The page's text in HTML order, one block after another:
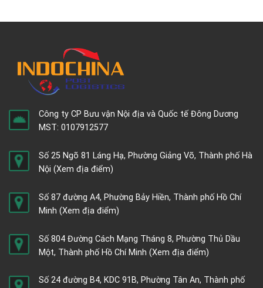
Công ty CP Bưu vận Nội địa và Quốc tế Đông Dương
MST: 0107912577
Số 25 Ngõ 81 Láng Hạ, Phường Giảng Võ, Thành phố Hà
Nội (Xem địa điểm)
Số 87 đường A4, Phường Bảy Hiền, Thành phố Hồ Chí
Minh (Xem địa điểm)
Số 804 Đường Cách Mạng Tháng 8, Phường Thủ Dầu
Một, Thành phố Hồ Chí Minh (Xem địa điểm)
Số 24 đường B4, KDC 91B, Phường Tân An, Thành phố